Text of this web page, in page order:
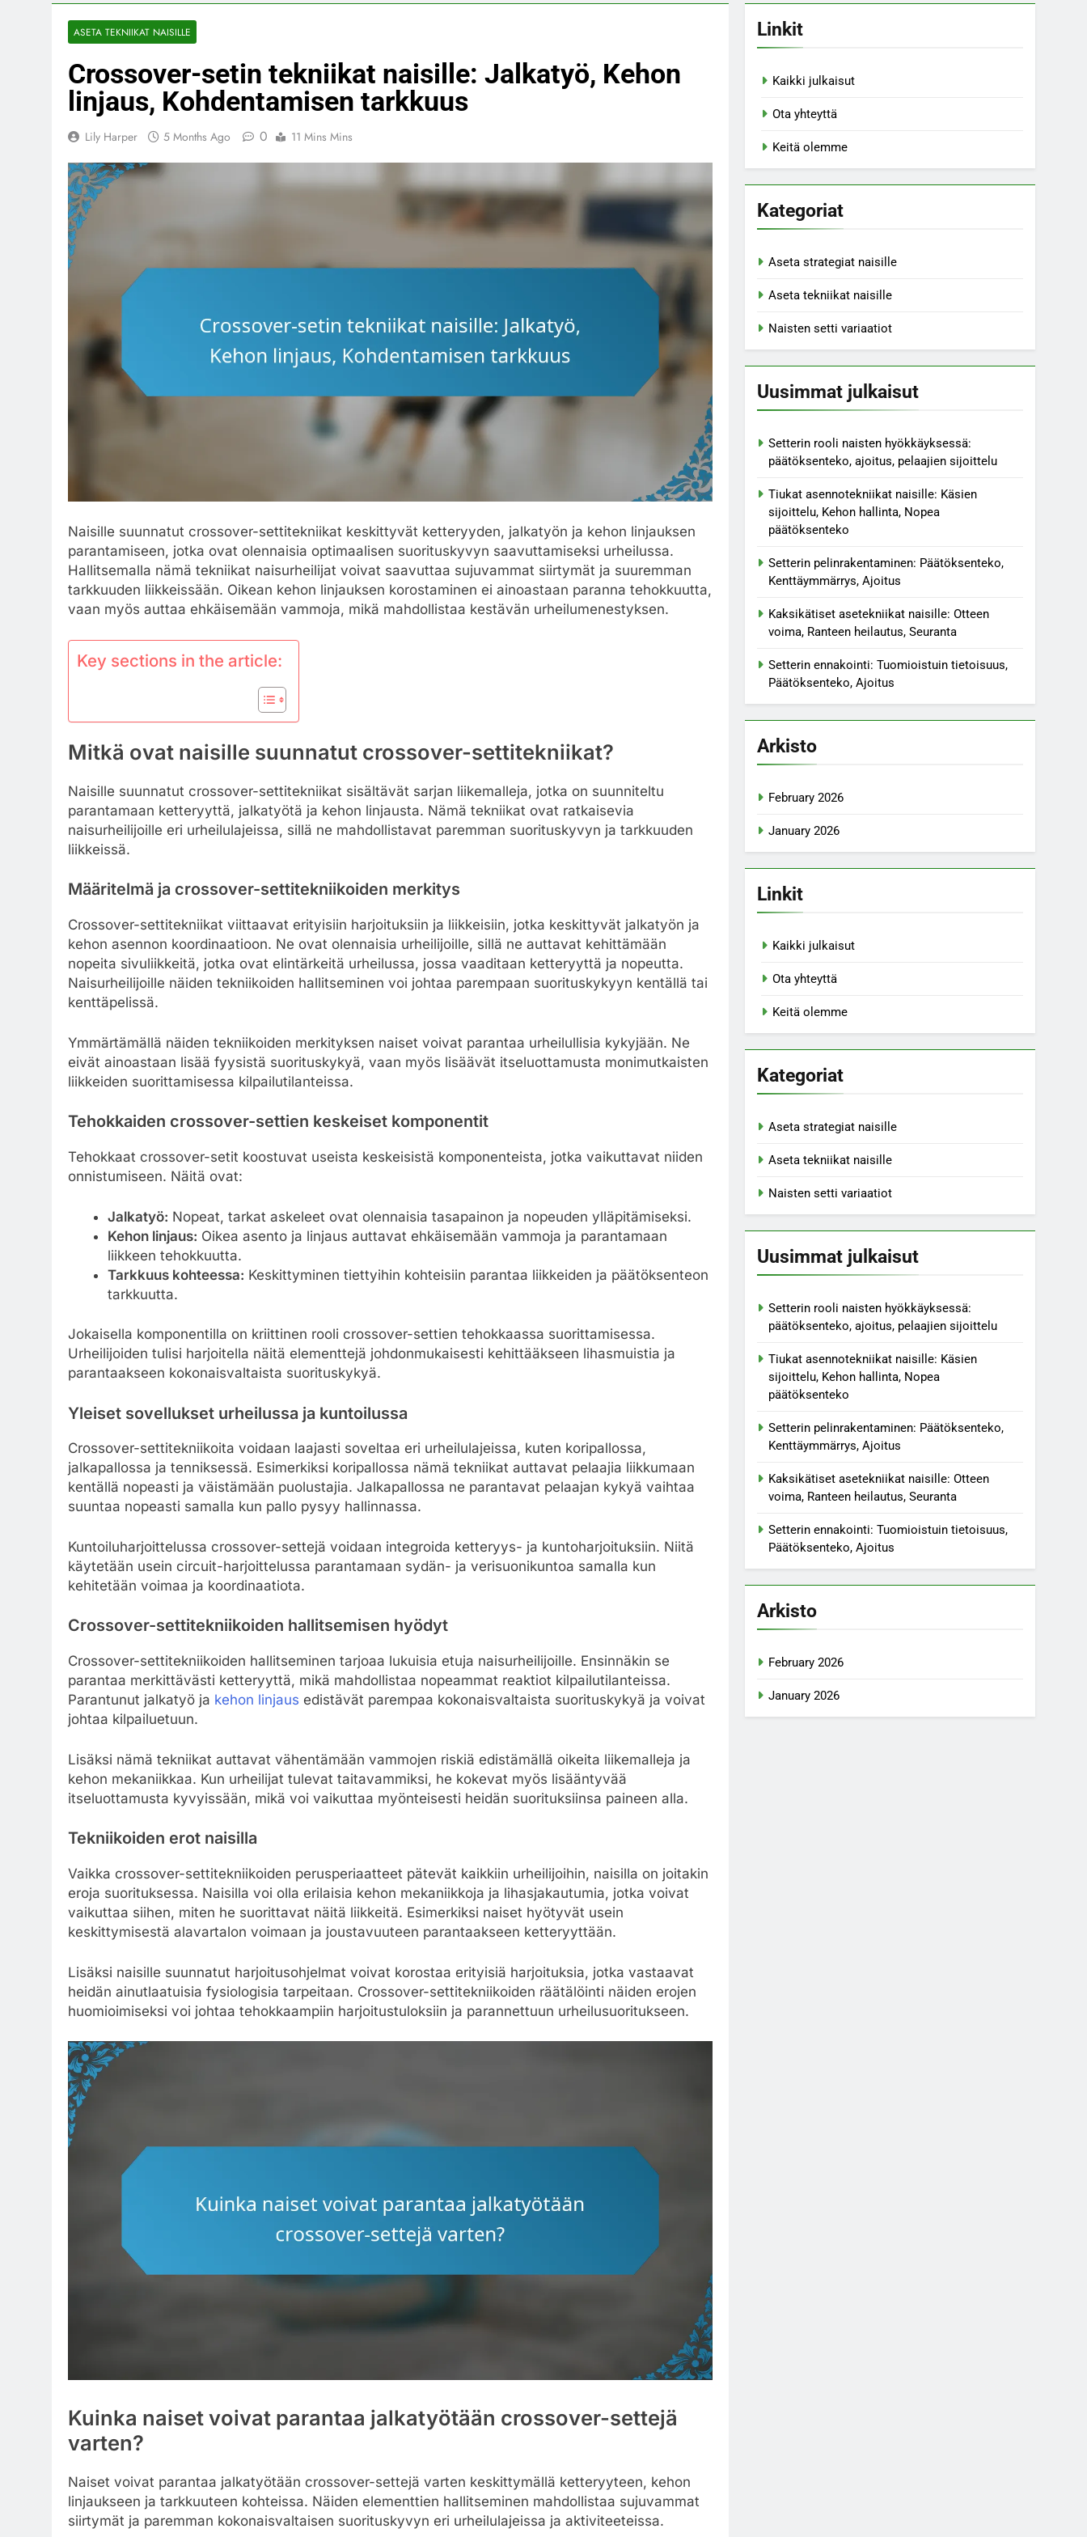
ASETA TEKNIIKAT NAISILLE
Crossover-setin tekniikat naisille: Jalkatyö, Kehon
linjaus, Kohdentamisen tarkkuus
Lily Harper 5 Months Ago 0 11 Mins Mins
Naisille suunnatut crossover-settitekniikat keskittyvät ketteryyden, jalkatyön ja kehon linjauksen
parantamiseen, jotka ovat olennaisia optimaalisen suorituskyvyn saavuttamiseksi urheilussa.
Hallitsemalla nämä tekniikat naisurheilijat voivat saavuttaa sujuvammat siirtymät ja suuremman
tarkkuuden liikkeissään. Oikean kehon linjauksen korostaminen ei ainoastaan paranna tehokkuutta,
vaan myös auttaa ehkäisemään vammoja, mikä mahdollistaa kestävän urheilumenestyksen.
Key sections in the article:
Mitkä ovat naisille suunnatut crossover-settitekniikat?
Naisille suunnatut crossover-settitekniikat sisältävät sarjan liikemalleja, jotka on suunniteltu
parantamaan ketteryyttä, jalkatyötä ja kehon linjausta. Nämä tekniikat ovat ratkaisevia
naisurheilijoille eri urheilulajeissa, sillä ne mahdollistavat paremman suorituskyvyn ja tarkkuuden
liikkeissä.
Määritelmä ja crossover-settitekniikoiden merkitys
Crossover-settitekniikat viittaavat erityisiin harjoituksiin ja liikkeisiin, jotka keskittyvät jalkatyön ja
kehon asennon koordinaatioon. Ne ovat olennaisia urheilijoille, sillä ne auttavat kehittämään
nopeita sivuliikkeitä, jotka ovat elintärkeitä urheilussa, jossa vaaditaan ketteryyttä ja nopeutta.
Naisurheilijoille näiden tekniikoiden hallitseminen voi johtaa parempaan suorituskykyyn kentällä tai
kenttäpelissä.
Ymmärtämällä näiden tekniikoiden merkityksen naiset voivat parantaa urheilullisia kykyjään. Ne
eivät ainoastaan lisää fyysistä suorituskykyä, vaan myös lisäävät itseluottamusta monimutkaisten
liikkeiden suorittamisessa kilpailutilanteissa.
Tehokkaiden crossover-settien keskeiset komponentit
Tehokkaat crossover-setit koostuvat useista keskeisistä komponenteista, jotka vaikuttavat niiden
onnistumiseen. Näitä ovat:
Jalkatyö: Nopeat, tarkat askeleet ovat olennaisia tasapainon ja nopeuden ylläpitämiseksi.
Kehon linjaus: Oikea asento ja linjaus auttavat ehkäisemään vammoja ja parantamaan
liikkeen tehokkuutta.
Tarkkuus kohteessa: Keskittyminen tiettyihin kohteisiin parantaa liikkeiden ja päätöksenteon
tarkkuutta.
Jokaisella komponentilla on kriittinen rooli crossover-settien tehokkaassa suorittamisessa.
Urheilijoiden tulisi harjoitella näitä elementtejä johdonmukaisesti kehittääkseen lihasmuistia ja
parantaakseen kokonaisvaltaista suorituskykyä.
Yleiset sovellukset urheilussa ja kuntoilussa
Crossover-settitekniikoita voidaan laajasti soveltaa eri urheilulajeissa, kuten koripallossa,
jalkapallossa ja tenniksessä. Esimerkiksi koripallossa nämä tekniikat auttavat pelaajia liikkumaan
kentällä nopeasti ja väistämään puolustajia. Jalkapallossa ne parantavat pelaajan kykyä vaihtaa
suuntaa nopeasti samalla kun pallo pysyy hallinnassa.
Kuntoiluharjoittelussa crossover-settejä voidaan integroida ketteryys- ja kuntoharjoituksiin. Niitä
käytetään usein circuit-harjoittelussa parantamaan sydän- ja verisuonikuntoa samalla kun
kehitetään voimaa ja koordinaatiota.
Crossover-settitekniikoiden hallitsemisen hyödyt
Crossover-settitekniikoiden hallitseminen tarjoaa lukuisia etuja naisurheilijoille. Ensinnäkin se
parantaa merkittävästi ketteryyttä, mikä mahdollistaa nopeammat reaktiot kilpailutilanteissa.
Parantunut jalkatyö ja kehon linjaus edistävät parempaa kokonaisvaltaista suorituskykyä ja voivat
johtaa kilpailuetuun.
Lisäksi nämä tekniikat auttavat vähentämään vammojen riskiä edistämällä oikeita liikemalleja ja
kehon mekaniikkaa. Kun urheilijat tulevat taitavammiksi, he kokevat myös lisääntyvää
itseluottamusta kyvyissään, mikä voi vaikuttaa myönteisesti heidän suorituksiinsa paineen alla.
Tekniikoiden erot naisilla
Vaikka crossover-settitekniikoiden perusperiaatteet pätevät kaikkiin urheilijoihin, naisilla on joitakin
eroja suorituksessa. Naisilla voi olla erilaisia kehon mekaniikkoja ja lihasjakautumia, jotka voivat
vaikuttaa siihen, miten he suorittavat näitä liikkeitä. Esimerkiksi naiset hyötyvät usein
keskittymisestä alavartalon voimaan ja joustavuuteen parantaakseen ketteryyttään.
Lisäksi naisille suunnatut harjoitusohjelmat voivat korostaa erityisiä harjoituksia, jotka vastaavat
heidän ainutlaatuisia fysiologisia tarpeitaan. Crossover-settitekniikoiden räätälöinti näiden erojen
huomioimiseksi voi johtaa tehokkaampiin harjoitustuloksiin ja parannettuun urheilusuoritukseen.
Kuinka naiset voivat parantaa jalkatyötään crossover-settejä
varten?
Naiset voivat parantaa jalkatyötään crossover-settejä varten keskittymällä ketteryyteen, kehon
linjaukseen ja tarkkuuteen kohteissa. Näiden elementtien hallitseminen mahdollistaa sujuvammat
siirtymät ja paremman kokonaisvaltaisen suorituskyvyn eri urheilulajeissa ja aktiviteeteissa.
Linkit
Kaikki julkaisut
Ota yhteyttä
Keitä olemme
Kategoriat
Aseta strategiat naisille
Aseta tekniikat naisille
Naisten setti variaatiot
Uusimmat julkaisut
Setterin rooli naisten hyökkäyksessä:
päätöksenteko, ajoitus, pelaajien sijoittelu
Tiukat asennotekniikat naisille: Käsien
sijoittelu, Kehon hallinta, Nopea
päätöksenteko
Setterin pelinrakentaminen: Päätöksenteko,
Kenttäymmärrys, Ajoitus
Kaksikätiset asetekniikat naisille: Otteen
voima, Ranteen heilautus, Seuranta
Setterin ennakointi: Tuomioistuin tietoisuus,
Päätöksenteko, Ajoitus
Arkisto
February 2026
January 2026
Linkit
Kaikki julkaisut
Ota yhteyttä
Keitä olemme
Kategoriat
Aseta strategiat naisille
Aseta tekniikat naisille
Naisten setti variaatiot
Uusimmat julkaisut
Setterin rooli naisten hyökkäyksessä:
päätöksenteko, ajoitus, pelaajien sijoittelu
Tiukat asennotekniikat naisille: Käsien
sijoittelu, Kehon hallinta, Nopea
päätöksenteko
Setterin pelinrakentaminen: Päätöksenteko,
Kenttäymmärrys, Ajoitus
Kaksikätiset asetekniikat naisille: Otteen
voima, Ranteen heilautus, Seuranta
Setterin ennakointi: Tuomioistuin tietoisuus,
Päätöksenteko, Ajoitus
Arkisto
February 2026
January 2026